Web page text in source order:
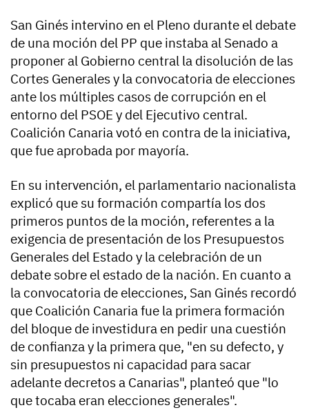
San Ginés intervino en el Pleno durante el debate
de una moción del PP que instaba al Senado a
proponer al Gobierno central la disolución de las
Cortes Generales y la convocatoria de elecciones
ante los múltiples casos de corrupción en el
entorno del PSOE y del Ejecutivo central.
Coalición Canaria votó en contra de la iniciativa,
que fue aprobada por mayoría.
En su intervención, el parlamentario nacionalista
explicó que su formación compartía los dos
primeros puntos de la moción, referentes a la
exigencia de presentación de los Presupuestos
Generales del Estado y la celebración de un
debate sobre el estado de la nación. En cuanto a
la convocatoria de elecciones, San Ginés recordó
que Coalición Canaria fue la primera formación
del bloque de investidura en pedir una cuestión
de confianza y la primera que, "en su defecto, y
sin presupuestos ni capacidad para sacar
adelante decretos a Canarias", planteó que "lo
que tocaba eran elecciones generales".